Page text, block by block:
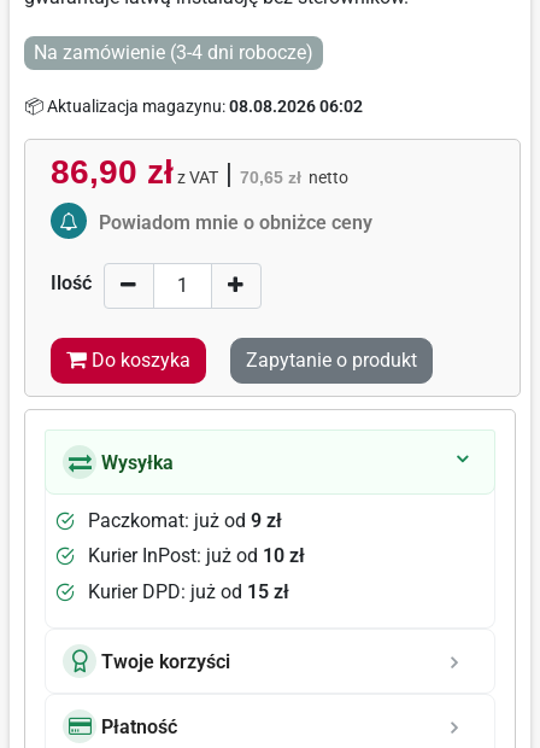
Na zamówienie (3-4 dni robocze)
📦 Aktualizacja magazynu:08.08.2026 06:02
86,90 zł z VAT| 70,65 zł netto
Activate Price Alert
Powiadom mnie o obniżce ceny
Ilość
Do koszyka Zapytanie o produkt
Wysyłka
Paczkomat: już od 9 zł
Kurier InPost: już od 10 zł
Kurier DPD: już od 15 zł
Twoje korzyści
Płatność